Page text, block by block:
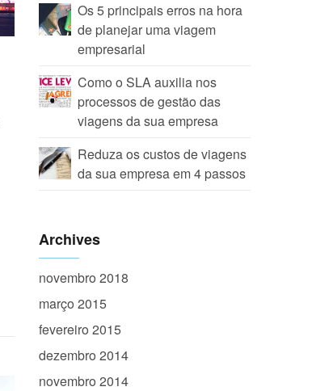
Os 5 principais erros na hora
de planejar uma viagem
empresarial
Como o SLA auxilia nos
processos de gestão das
viagens da sua empresa
Reduza os custos de viagens
da sua empresa em 4 passos
Archives
novembro 2018
março 2015
fevereiro 2015
dezembro 2014
novembro 2014